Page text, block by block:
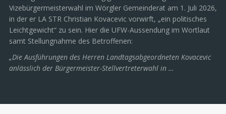
Vizebürgermeisterwahl im Wörgler Gemeinderat am 1. Juli 2026,
in der er LA STR Christian Kovacevic vorwirft, „ein politisches
Leichtgewicht“ zu sein. Hier die UFW-Aussendung im Wortlaut
samt Stellungnahme des Betroffenen:
„Die Ausführungen des Herren Landtagsabgeordneten Kovacevic
anlässlich der Bürgermeister-Stellvertreterwahl in …